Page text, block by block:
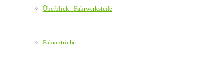
Überblick - Fahrwerksteile
Fahrantriebe